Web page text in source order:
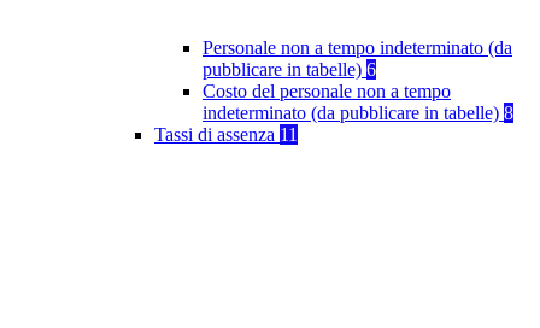
Personale non a tempo indeterminato (da
pubblicare in tabelle) 6
Costo del personale non a tempo
indeterminato (da pubblicare in tabelle) 8
Tassi di assenza 11